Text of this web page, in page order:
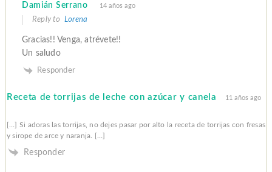
Damián Serrano 14 años ago
Reply to Lorena
Gracias!! Venga, atrévete!!
Un saludo
Responder
Receta de torrijas de leche con azúcar y canela 11 años ago
[…] Si adoras las torrijas, no dejes pasar por alto la receta de torrijas con fresas
y sirope de arce y naranja. […]
Responder